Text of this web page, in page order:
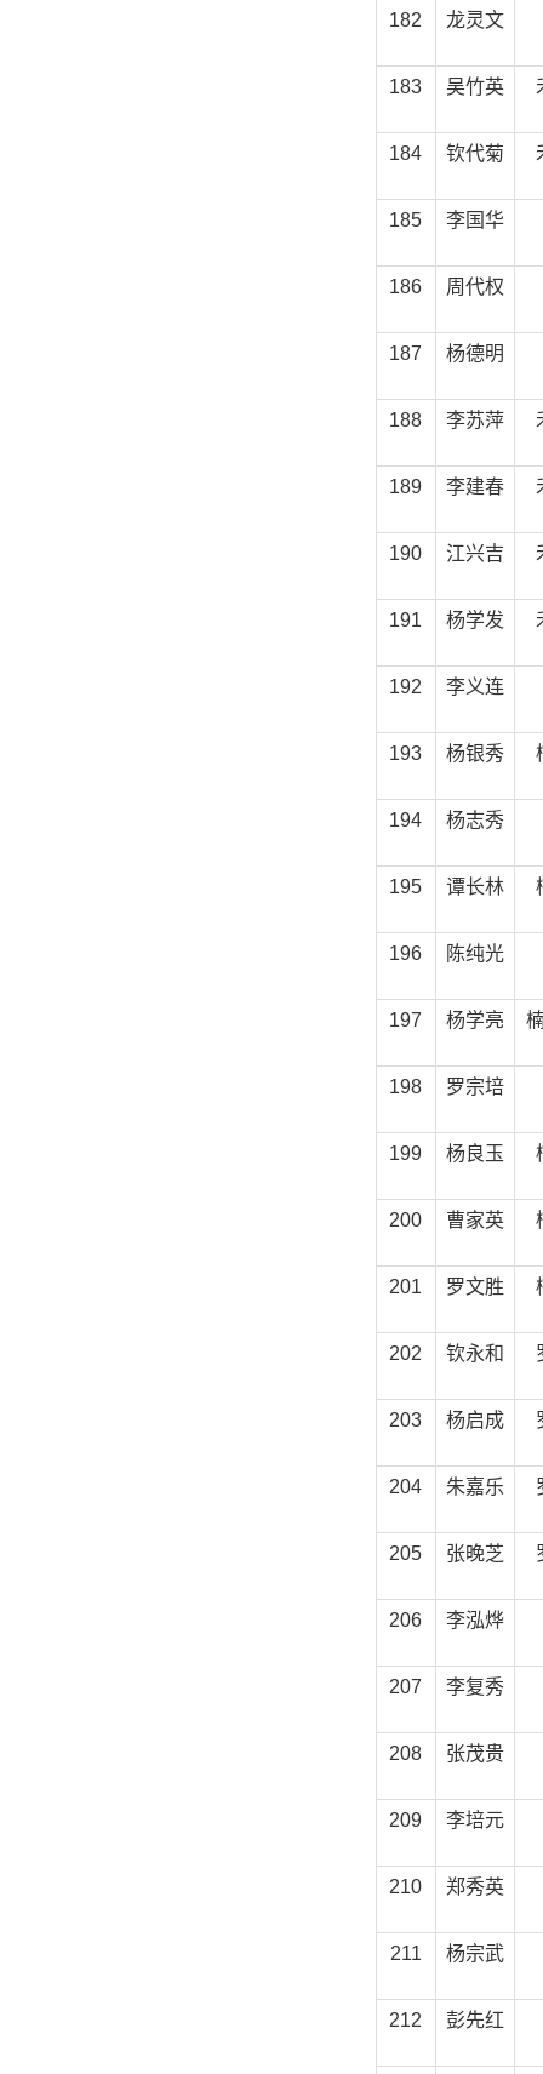
182 龙灵文
183 吴竹英
184 钦代菊
185 李国华
186 周代权
187 杨德明
188 李苏萍
189 李建春
190 江兴吉
191 杨学发
192 李义连
193 杨银秀
194 杨志秀
195 谭长林
196 陈纯光
197 杨学亮
198 罗宗培
199 杨良玉
200 曹家英
201 罗文胜
202 钦永和
203 杨启成
204 朱嘉乐
205 张晚芝
206 李泓烨
207 李复秀
208 张茂贵
209 李培元
210 郑秀英
211 杨宗武
212 彭先红